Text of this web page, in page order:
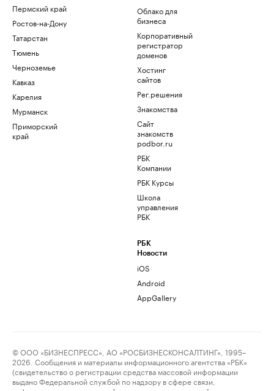
Пермский край
Ростов-на-Дону
Татарстан
Тюмень
Черноземье
Кавказ
Карелия
Мурманск
Приморский
край
Облако для
бизнеса
Корпоративный
регистратор
доменов
Хостинг
сайтов
Рег.решения
Знакомства
Сайт
знакомств
podbor.ru
РБК
Компании
РБК Курсы
Школа
управления
РБК
РБК
Новости
iOS
Android
AppGallery
© ООО «БИЗНЕСПРЕСС», АО «РОСБИЗНЕСКОНСАЛТИНГ», 1995–
2026. Сообщения и материалы информационного агентства «РБК»
(свидетельство о регистрации средства массовой информации
выдано Федеральной службой по надзору в сфере связи,